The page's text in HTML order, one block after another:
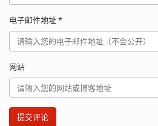
电子邮件地址*
网站
提交评论